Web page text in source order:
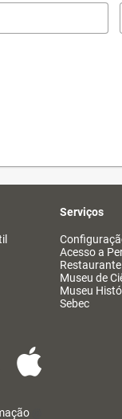
Serviços
Acesso a
Museu de
Museu
Sebec